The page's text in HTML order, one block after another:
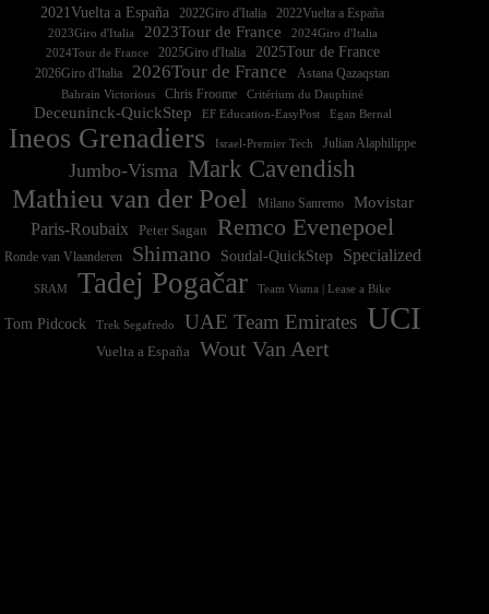
2021Vuelta a España 2022Vuelta a España
2023Giro d'Italia 2023Tour de France
2024Tour de France
2025Giro d'Italia 2025Tour de France
2026Giro d'Italia 2026Tour de France Astana Qazaqstan
Bahrain Victorious Chris Froome Critérium du Dauphiné
Deceuninck-QuickStep EF Education-EasyPost Egan Bernal
Ineos Grenadiers Israel-Premier Tech Julian Alaphilippe
Jumbo-Visma Mark Cavendish
Mathieu van der Poel Milano Sanremo
Movistar
Paris-Roubaix
Peter Sagan Remco Evenepoel
Ronde van Vlaanderen Shimano Soudal-QuickStep Specialized
SRAM Tadej Pogačar Team Visma | Lease a Bike
Tom Pidcock Trek Segafredo UAE Team Emirates UCI
Vuelta a España Wout Van Aert